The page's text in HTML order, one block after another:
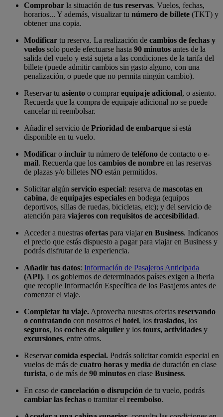
Comprobar la situación de tus reservas. Vuelos, fechas,
horarios... Y además, visualizar tu número de billete (TKT) y
obtener una copia.
Modificar tu reserva. La realización de cambios de fechas y
vuelos solo puede efectuarse hasta 90 minutos antes de la
salida del vuelo y está sujeta a las condiciones de la tarifa del
billete (puede admitir cambios sin gasto alguno, con una
penalización, o puede que no permita ningún cambio).
Reservar tu asiento o comprarequipaje adicional, o asiento.
Recuerda que la compra de equipaje adicional no se puede
cancelar ni reembolsar.
Añadir el servicio de Prioridad de embarque si está
disponible en tu vuelo.
Modificar o incluir tu número de teléfono de contacto o e-
mail. Recuerda que los cambios de nombre en las reservas
de plazas y/o billetes NO están permitidos.
Solicitar algún servicio especial: reserva de mascotas en
cabina, de equipajes especiales en bodega (equipos
deportivos, sillas de ruedas, bicicletas, etc); y del servicio de
atención para viajeros con requisitos de accesibilidad.
Acceder a nuestras ofertas para viajaren Business. Indícanos
el precio que estás dispuesto a pagar para viajar en Business y
podrás disfrutar de la experiencia.
Añadir tus datos: Información de Pasajeros Anticipada
(API). Los gobiernos de determinados países exigen a Iberia
que recopile Información Específica de los Pasajeros antes de
comenzar el viaje.
Completar tu viaje. Aprovecha nuestras ofertas reservando
o contratando con nosotros el hotel, los traslados, los
seguros, los coches de alquiler y los tours, actividades y
excursiones, entre otros.
Reservarcomida especial. Podrás solicitar comida especial en
vuelos de más de cuatro horas y media de duración en clase
turista, o de más de 90 minutos en clase Business.
En caso de cancelación o disrupción de tu vuelo, podrás
cambiar las fechas o tramitar el reembolso.